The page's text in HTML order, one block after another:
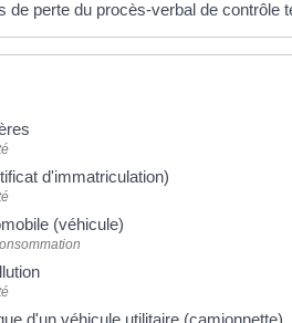
de perte du procès-verbal de contrôle
d'immatriculation)
(véhicule)